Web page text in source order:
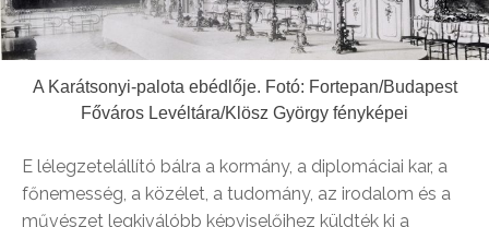
A Karátsonyi-palota ebédlője. Fotó: Fortepan/Budapest
Főváros Levéltára/Klösz György fényképei
E lélegzetelállító bálra a kormány, a diplomáciai kar, a
főnemesség, a közélet, a tudomány, az irodalom és a
művészet legkiválóbb képviselőihez küldték ki a